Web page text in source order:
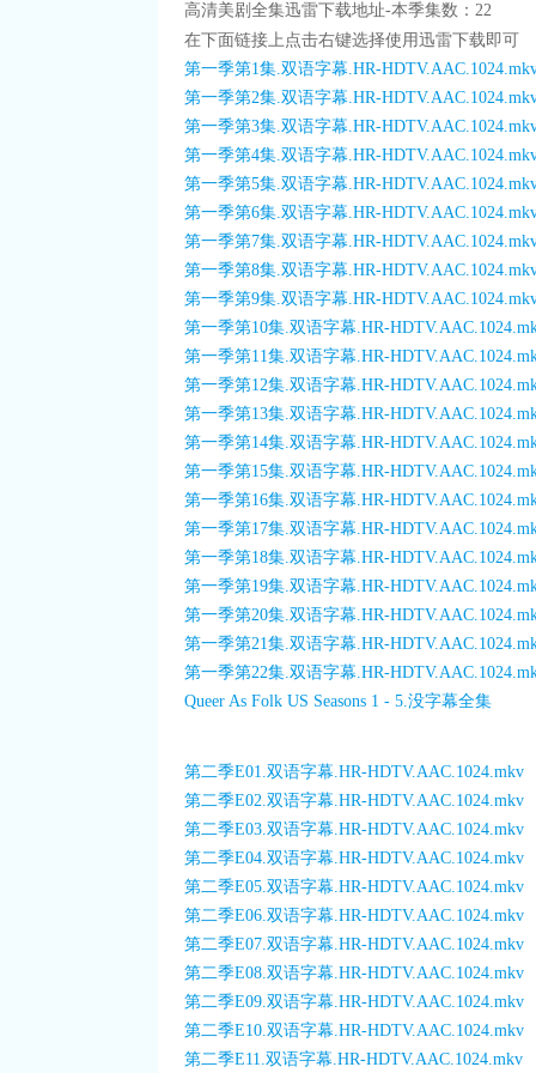
高清美剧全集迅雷下载地址-本季集数：22
在下面链接上点击右键选择使用迅雷下载即可
第一季第1集.双语字幕.HR-
第一季第2集.双语字幕.HR-
第一季第3集.双语字幕.HR-
第一季第4集.双语字幕.HR-
第一季第5集.双语字幕.HR-
第一季第6集.双语字幕.HR-
第一季第7集.双语字幕.HR-
第一季第8集.双语字幕.HR-
第一季第9集.双语字幕.HR-
第一季第10集.双语字幕.HR-
第一季第11集.双语字幕.HR-
第一季第12集.双语字幕.HR-
第一季第13集.双语字幕.HR-
第一季第14集.双语字幕.HR-
第一季第15集.双语字幕.HR-
第一季第16集.双语字幕.HR-
第一季第17集.双语字幕.HR-
第一季第18集.双语字幕.HR-
第一季第19集.双语字幕.HR-
第一季第20集.双语字幕.HR-
第一季第21集.双语字幕.HR-
第一季第22集.双语字幕.HR-
Queer As Folk US Seasons 1 - 5.没字幕全集
第二季E01.双语字幕.HR-HDTV.AAC.1024.mkv
第二季E02.双语字幕.HR-HDTV.AAC.1024.mkv
第二季E03.双语字幕.HR-HDTV.AAC.1024.mkv
第二季E04.双语字幕.HR-HDTV.AAC.1024.mkv
第二季E05.双语字幕.HR-HDTV.AAC.1024.mkv
第二季E06.双语字幕.HR-HDTV.AAC.1024.mkv
第二季E07.双语字幕.HR-HDTV.AAC.1024.mkv
第二季E08.双语字幕.HR-HDTV.AAC.1024.mkv
第二季E09.双语字幕.HR-HDTV.AAC.1024.mkv
第二季E10.双语字幕.HR-HDTV.AAC.1024.mkv
第二季E11.双语字幕.HR-HDTV.AAC.1024.mkv